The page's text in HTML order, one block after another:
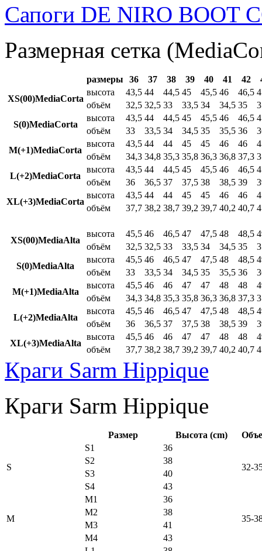
Сапоги DE NIRO BOOT
Размерная сетка
размеры 36 37 38 39 40 41 42
XS(00)MediaCorta
высота 43,5 44 44,5 45 45,5 46 46,5
объём
32,5 32,5 33 33,5 34 34,5 35
S(0)MediaCorta
высота 43,5 44 44,5 45 45,5 46 46,5
объём
33 33,5 34 34,5 35 35,5 36
M(+1)MediaCorta
высота 43,5 44 44 45 45 46 46
объём
34,3 34,8 35,3 35,8 36,3 36,8 37,3
L(+2)MediaCorta
высота 43,5 44 44,5 45 45,5 46 46,5
объём
36 36,5 37 37,5 38 38,5 39
XL(+3)MediaCorta
высота 43,5 44 44 45 45 46 46
объём
37,7 38,2 38,7 39,2 39,7 40,2 40,7
XS(00)MediaAlta
высота 45,5 46 46,5 47 47,5 48 48,5
объём
32,5 32,5 33 33,5 34 34,5 35
S(0)MediaAlta
высота 45,5 46 46,5 47 47,5 48 48,5
объём
33 33,5 34 34,5 35 35,5 36
M(+1)MediaAlta
высота 45,5 46 46 47 47 48 48
объём
34,3 34,8 35,3 35,8 36,3 36,8 37,3
L(+2)MediaAlta
высота 45,5 46 46,5 47 47,5 48 48,5
объём
36 36,5 37 37,5 38 38,5 39
XL(+3)MediaAlta
высота 45,5 46 46 47 47 48 48
объём
37,7 38,2 38,7 39,2 39,7 40,2 40,7
Краги Sarm Hippique
Краги Sarm Hippique
Размер Высота (cm)
S
S1
36
32-
S2
38
S3
40
S4
43
M
M1
36
35-
M2
38
M3
41
M4
43